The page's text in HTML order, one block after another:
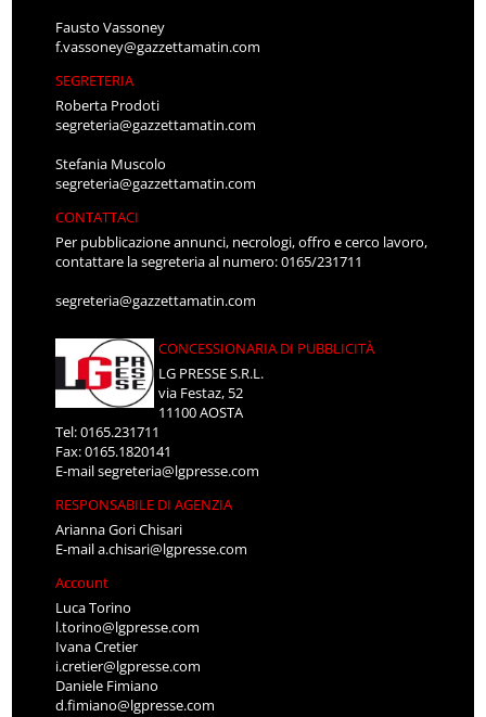
Fausto Vassoney
f.vassoney@gazzettamatin.com
SEGRETERIA
Roberta Prodoti
segreteria@gazzettamatin.com
Stefania Muscolo
segreteria@gazzettamatin.com
CONTATTACI
Per pubblicazione annunci, necrologi, offro e cerco lavoro,
contattare la segreteria al numero: 0165/231711
segreteria@gazzettamatin.com
CONCESSIONARIA DI PUBBLICITÀ
LG PRESSE S.R.L.
via Festaz, 52
11100 AOSTA
Tel: 0165.231711
Fax: 0165.1820141
E-mailsegreteria@lgpresse.com
RESPONSABILE DI AGENZIA
Arianna Gori Chisari
E-maila.chisari@lgpresse.com
Account
Luca Torino
l.torino@lgpresse.com
Ivana Cretier
i.cretier@lgpresse.com
Daniele Fimiano
d.fimiano@lgpresse.com